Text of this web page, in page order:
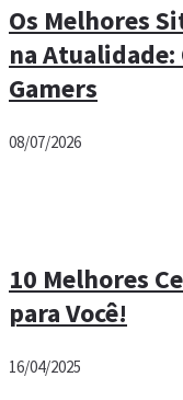
Os Melhores
na
Gamers
08/07/2026
10 Melhores
para Você!
16/04/2025